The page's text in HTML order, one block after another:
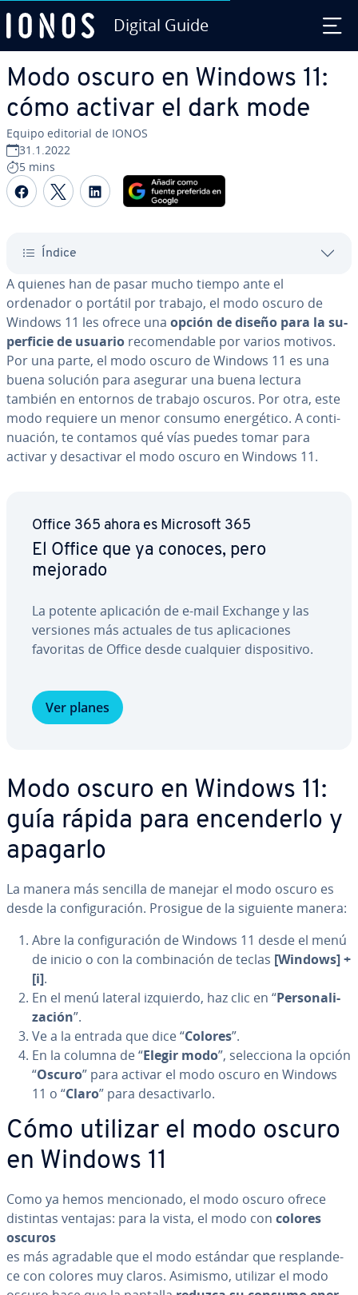
Digital Guide
Modo oscuro en Windows 11:
cómo activar el dark mode
Equipo editorial de IONOS
31.1.2022
5 mins
Compartir Facebook
Compartir Twitter
Compartir LinkedIn
Índice
A quienes han de pasar mucho tiempo ante el
ordenador o portátil por trabajo, el modo oscuro de
Windows 11 les ofrece una opción de diseño para la su­
pe­r­fi­cie de usuario re­co­me­n­da­ble por varios motivos.
Por una parte, el modo oscuro de Windows 11 es una
buena solución para asegurar una buena lectura
también en entornos de trabajo oscuros. Por otra, este
modo requiere un menor consumo ene­r­gé­ti­co. A co­n­ti­
nua­ción, te contamos qué vías puedes tomar para
activar y des­ac­ti­var el modo oscuro en Windows 11.
Office 365 ahora es Microsoft 365
El Office que ya conoces, pero
mejorado
La potente apli­ca­ción de e-mail Exchange y las
versiones más actuales de tus apli­ca­cio­nes
favoritas de Office desde cualquier di­s­po­si­ti­vo.
Ver planes
Modo oscuro en Windows 11:
guía rápida para en­ce­n­de­r­lo y
apagarlo
La manera más sencilla de manejar el modo oscuro es
desde la co­n­fi­gu­ra­ción. Prosigue de la siguiente manera:
Abre la co­n­fi­gu­ra­ción de Windows 11 desde el menú
de inicio o con la co­m­bi­na­ción de teclas [Windows]+
[i].
En el menú lateral izquierdo, haz clic en “Pe­r­so­na­li­
za­ción”.
Ve a la entrada que dice “Colores”.
En la columna de “Elegir modo”, se­le­c­cio­na la opción
“Oscuro” para activar el modo oscuro en Windows
11 o “Claro” para des­ac­ti­var­lo.
Cómo utilizar el modo oscuro
en Windows 11
Como ya hemos me­n­cio­na­do, el modo oscuro ofrece
distintas ventajas: para la vista, el modo con colores
oscuros
es más agradable que el modo estándar que re­s­pla­n­de­
ce con colores muy claros. Asimismo, utilizar el modo